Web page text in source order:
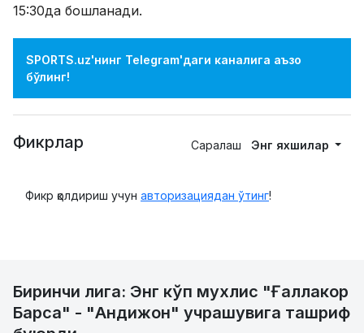
15:30да бошланади.
SPORTS.uz'нинг Telegram'даги каналига аъзо
бўлинг!
Фикрлар Саралаш Энг яхшилар
Фикр қолдириш учун авторизациядан ўтинг!
Биринчи лига: Энг кўп мухлис "Ғаллакор
Барса" - "Андижон" учрашувига ташриф